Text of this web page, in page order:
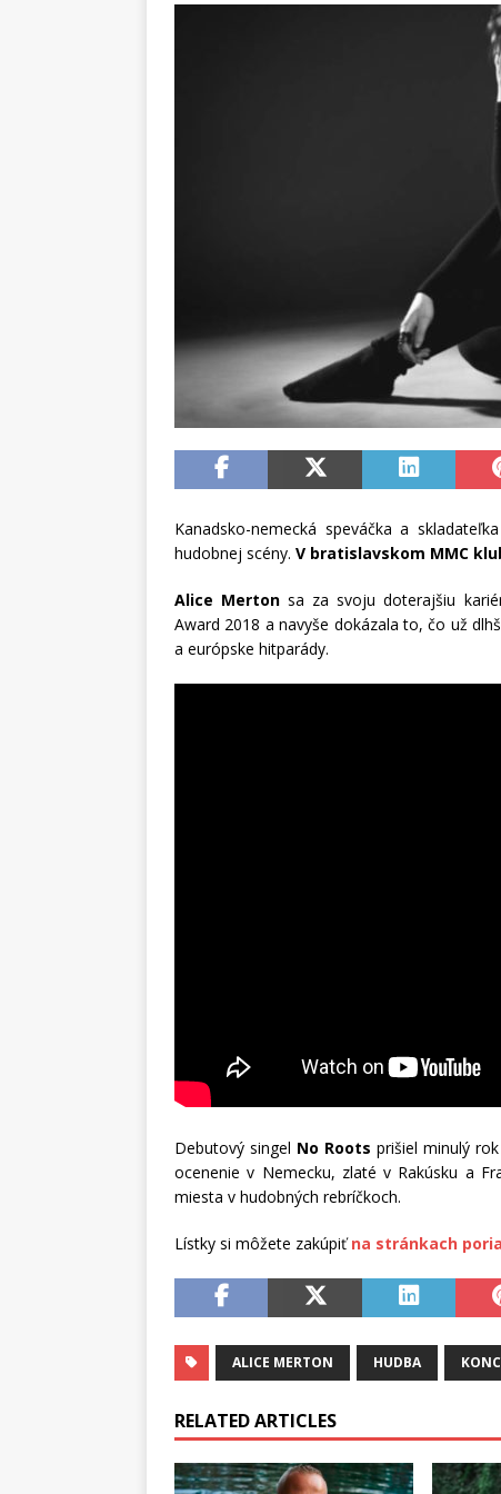
Kanadsko-nemecká speváčka a
hudobnej scény. V bratislavskom MMC
Alice Merton sa za svoju doterajšiu
Award 2018 a navyše dokázala to, čo už
a európske hitparády.
Debutový singel No Roots prišiel minulý
ocenenie v Nemecku, zlaté v Rakúsku a
miesta v hudobných rebríčkoch.
Lístky si môžete zakúpiťna stránkach
ALICE MERTON HUDBA
RELATED ARTICLES